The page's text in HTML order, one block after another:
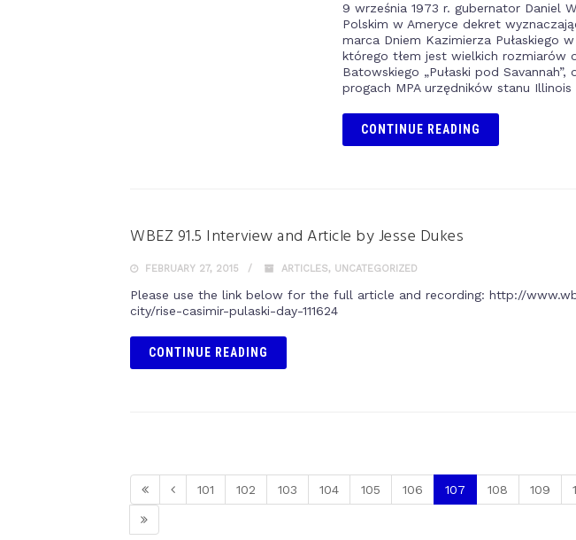
9 września 1973 r. gubernator Daniel
Polskim w Ameryce dekret
marca Dniem Kazimierza Pułaskiego
którego tłem jest wielkich rozmiarów
Batowskiego „Pułaski pod
progach MPA urzędników stanu Illinois
CONTINUE READING
WBEZ 91.5 Interview and Article by Jesse Dukes
FEBRUARY 27, 2015 ARTICLES, UNCATEGORIZED
Please use the link below for the full article and recording: http://
city/rise-casimir-pulaski-day-111624
CONTINUE READING
101 102 103 104 105 106 107 108 109